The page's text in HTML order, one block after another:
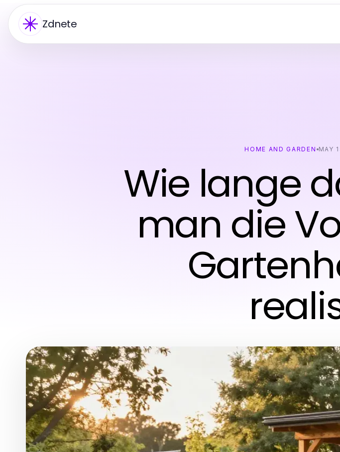
Zdnete
HOME AND GARDEN MAY
Wie lange
man die